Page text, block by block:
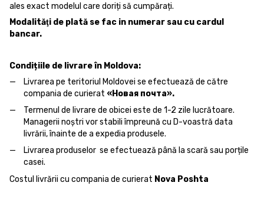
ales exact modelul care doriți să cumpărați.
Modalităţi de plată se fac in numerar sau cu cardul
bancar.
Condițiile de livrare în Moldova:
Livrarea pe teritoriul Moldovei se efectuează de către
compania de curierat «Новая почта».
Termenul de livrare de obicei este de 1-2 zile lucrătoare.
Managerii noștri vor stabili împreună cu D-voastră data
livrării, înainte de a expedia produsele.
Livrarea produselor se efectuează până la scară sau porțile
casei.
Costul livrării cu compania de curierat Nova Poshta